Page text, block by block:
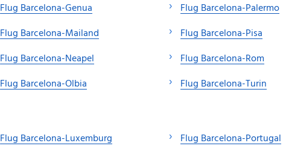
Flug Barcelona-Genua
Flug Barcelona-Mailand
Flug Barcelona-Neapel
Flug Barcelona-Olbia
Flug Barcelona-Palermo
Flug Barcelona-Pisa
Flug Barcelona-Rom
Flug Barcelona-Turin
Flug Barcelona-Luxemburg
Flug Barcelona-Portugal